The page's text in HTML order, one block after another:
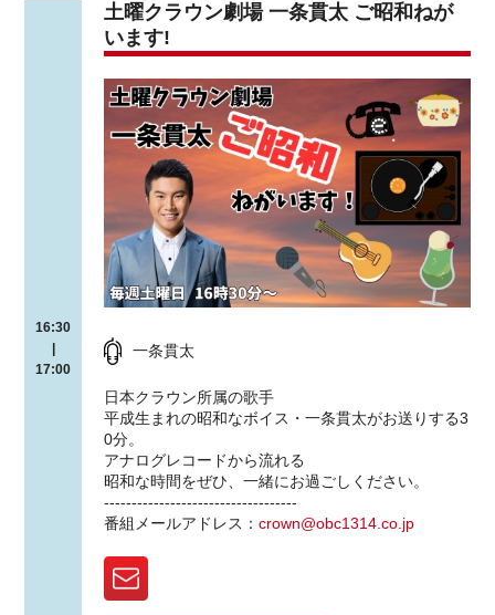
16:30
|
17:00
土曜クラウン劇場 一条貫太 ご昭和ねが
います!
一条貫太
日本クラウン所属の歌手
平成生まれの昭和なボイス・一条貫太がお送りする3
0分。
アナログレコードから流れる
昭和な時間をぜひ、一緒にお過ごしください。
-----------------------------------
番組メールアドレス：crown@obc1314.co.jp